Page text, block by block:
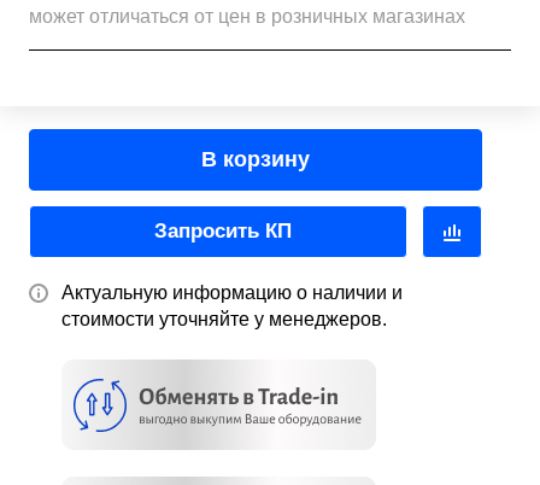
может отличаться от цен в розничных магазинах
В корзину
Запросить КП
Актуальную информацию о наличии и
стоимости уточняйте у менеджеров.